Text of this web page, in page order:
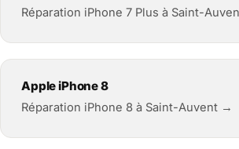
Réparation iPhone 7 Plus à Saint-
Apple iPhone 8
Réparation iPhone 8 à Saint-Auvent →